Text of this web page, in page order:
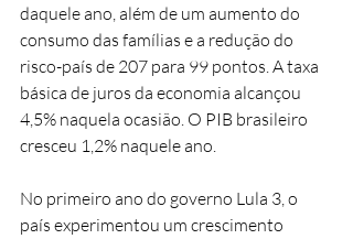
daquele ano, além de um aumento do
consumo das famílias e a redução do
risco-país de 207 para 99 pontos. A taxa
básica de juros da economia alcançou
4,5% naquela ocasião. O PIB brasileiro
cresceu 1,2% naquele ano.
No primeiro ano do governo Lula 3, o
país experimentou um crescimento